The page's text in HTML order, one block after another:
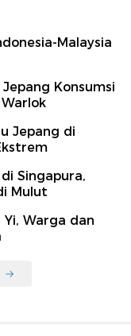
Malaysia
Konsumsi
Jepang di
Singapura,
Mulut
Yi, Warga dan